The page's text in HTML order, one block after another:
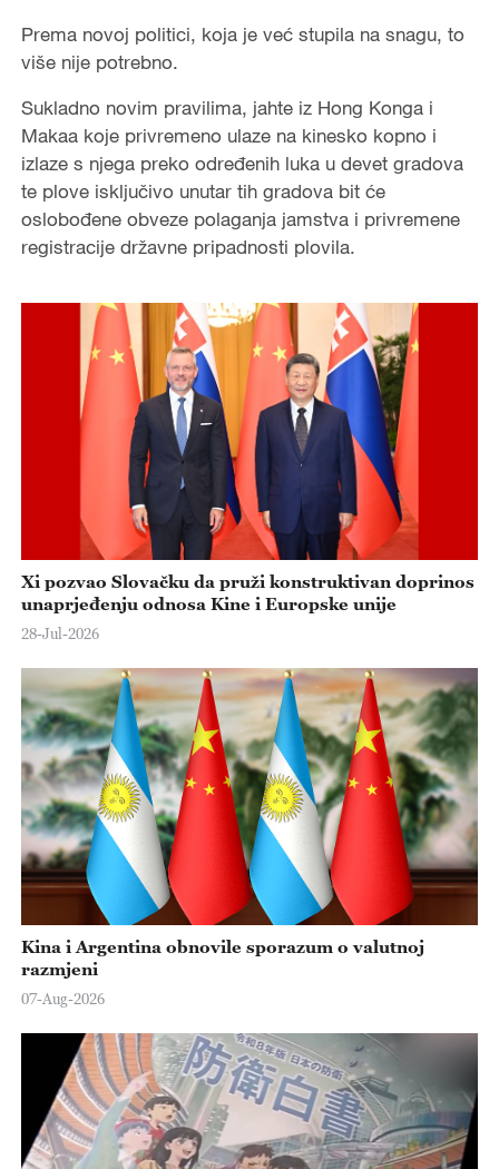
Prema novoj politici, koja je već stupila na snagu, to
više nije potrebno.
Sukladno novim pravilima, jahte iz Hong Konga i
Makaa koje privremeno ulaze na kinesko kopno i
izlaze s njega preko određenih luka u devet gradova
te plove isključivo unutar tih gradova bit će
oslobođene obveze polaganja jamstva i privremene
registracije državne pripadnosti plovila.
Xi pozvao Slovačku da pruži konstruktivan doprinos
unaprjeđenju odnosa Kine i Europske unije
28-Jul-2026
Kina i Argentina obnovile sporazum o valutnoj
razmjeni
07-Aug-2026